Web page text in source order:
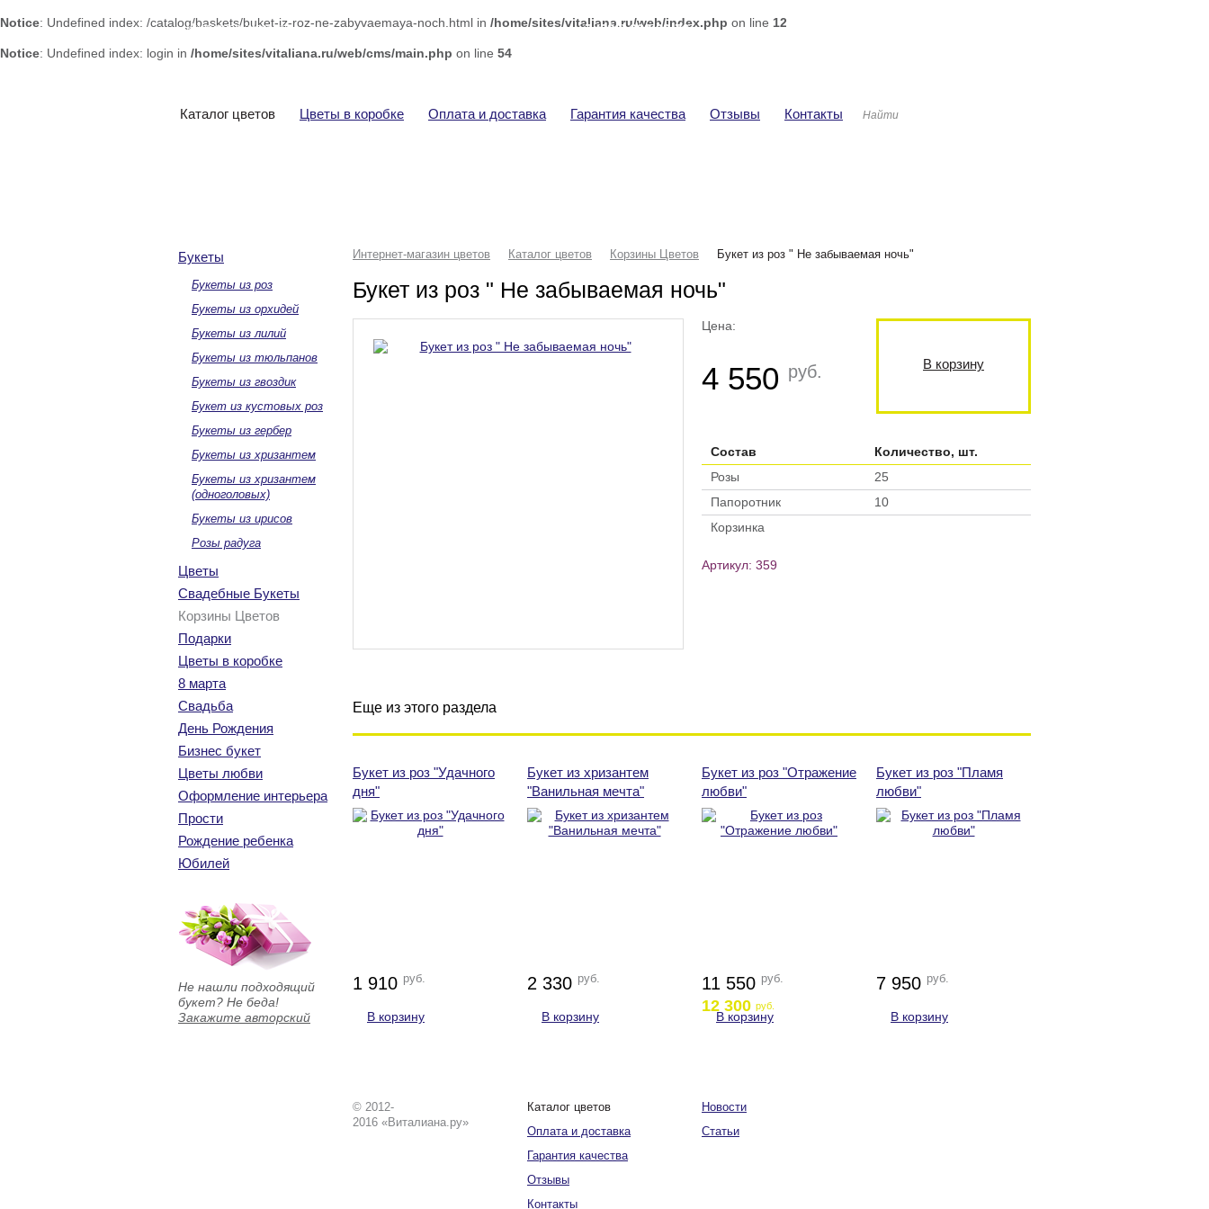
Notice: Undefined index: /catalog/baskets/buket-iz-roz-ne-zabyvaemaya-noch.html in /home/sites/vitaliana.ru/web/index.php on line 12
Notice: Undefined index: login in /home/sites/vitaliana.ru/web/cms/main.php on line 54
Букеты
Букеты из роз
Букеты из орхидей
Букеты из лилий
Букеты из тюльпанов
Букеты из гвоздик
Букет из кустовых роз
Букеты из гербер
Букеты из хризантем
Букеты из хризантем
(одноголовых)
Букеты из ирисов
Розы радуга
Цветы
Свадебные Букеты
Корзины Цветов
Подарки
Цветы в коробке
8 марта
Свадьба
День Рождения
Бизнес букет
Цветы любви
Оформление интерьера
Прости
Рождение ребенка
Юбилей
Не нашли подходящий
букет? Не беда!
Закажите авторский
Интернет-магазин цветов Каталог цветов Корзины Цветов Букет из роз " Не забываемая ночь"
Букет из роз " Не забываемая ночь"
Цена:
4 550 руб. В корзину
Состав
Количество, шт.
Розы
25
Папоротник
10
Корзинка
Артикул: 359
Еще из этого раздела
Букет из роз "Удачного
дня"
1 910 руб.
В корзину
Букет из хризантем
"Ванильная мечта"
2 330 руб.
В корзину
Букет из роз "Отражение
любви"
11 550 руб.
12 300 руб.
В корзину
Букет из роз "Пламя
любви"
7 950 руб.
В корзину
© 2012-
2016 «Виталиана.ру»
Каталог цветов
Оплата и доставка
Гарантия качества
Отзывы
Контакты
Новости
Статьи
Каталог цветов Цветы в коробке Оплата и доставка Гарантия качества Отзывы Контакты
Интернет-магазин
+7 (920) 292-32-76 Ваша корзина